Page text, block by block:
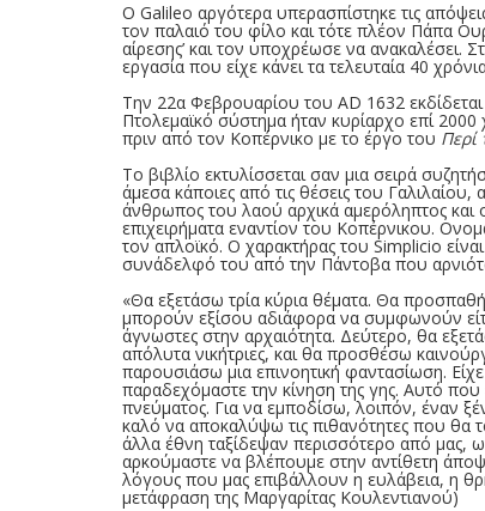
Ο Galileo αργότερα υπερασπίστηκε τις
τον παλαιό του φίλο και τότε πλέον Πάπα
αίρεσης’ και τον υποχρέωσε να ανακαλέσει.
εργασία που είχε κάνει τα τελευταία 40
Tην 22α Φεβρουαρίου του AD 1632
Πτολεμαϊκό σύστημα ήταν κυρίαρχο επί 2000
πριν από τον Κοπέρνικο με το έργο του
Το βιβλίο εκτυλίσσεται σαν μια σειρά
άμεσα κάποιες από τις θέσεις του
άνθρωπος του λαού αρχικά αμερόληπτος και
επιχειρήματα εναντίον του Κοπέρνικου.
τον απλοϊκό. Ο χαρακτήρας του Simplicio
συνάδελφό του από την Πάντοβα που
«Θα εξετάσω τρία κύρια θέματα. Θα
μπορούν εξίσου αδιάφορα να συμφωνούν
άγνωστες στην αρχαιότητα. Δεύτερο, θα
απόλυτα νικήτριες, και θα προσθέσω
παρουσιάσω μια επινοητική φαντασίωση.
παραδεχόμαστε την κίνηση της γης. Αυτό
πνεύματος. Για να εμποδίσω, λοιπόν, έναν
καλό να αποκαλύψω τις πιθανότητες που θα
άλλα έθνη ταξίδεψαν περισσότερο από μας,
αρκούμαστε να βλέπουμε στην αντίθετη
λόγους που μας επιβάλλουν η ευλάβεια, η
μετάφραση της Μαργαρίτας Κουλεντιανού)